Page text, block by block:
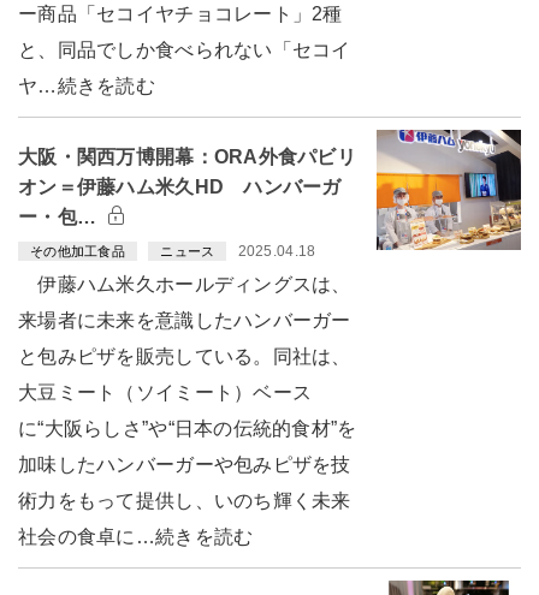
ー商品「セコイヤチョコレート」2種
と、同品でしか食べられない「セコイ
ヤ…続きを読む
大阪・関西万博開幕：ORA外食パビリ
オン＝伊藤ハム米久HD ハンバーガ
ー・包…
その他加工食品 ニュース 2025.04.18
伊藤ハム米久ホールディングスは、
来場者に未来を意識したハンバーガー
と包みピザを販売している。同社は、
大豆ミート（ソイミート）ベース
に“大阪らしさ”や“日本の伝統的食材”を
加味したハンバーガーや包みピザを技
術力をもって提供し、いのち輝く未来
社会の食卓に…続きを読む